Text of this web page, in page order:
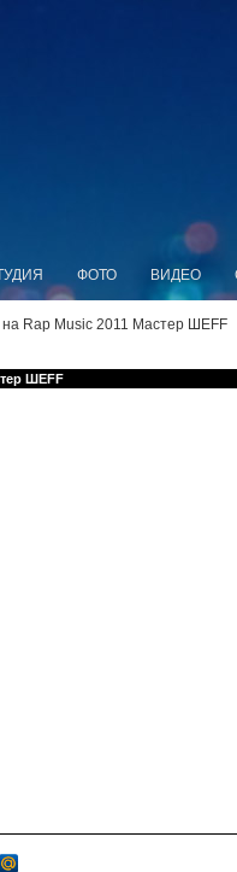
ФОТО ВИДЕО
Rap Music 2011 Мастер ШЕFF
ШЕFF